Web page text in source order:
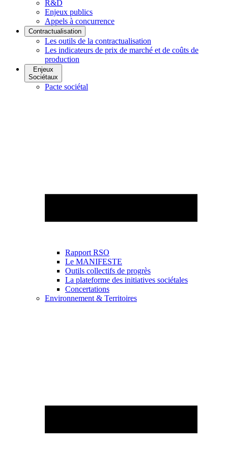
R&D
Enjeux publics
Appels à concurrence
Contractualisation
Les outils de la contractualisation
Les indicateurs de prix de marché et de coûts de
production
Enjeux
Sociétaux
Pacte sociétal
Rapport RSO
Le MANIFESTE
Outils collectifs de progrès
La plateforme des initiatives sociétales
Concertations
Environnement & Territoires